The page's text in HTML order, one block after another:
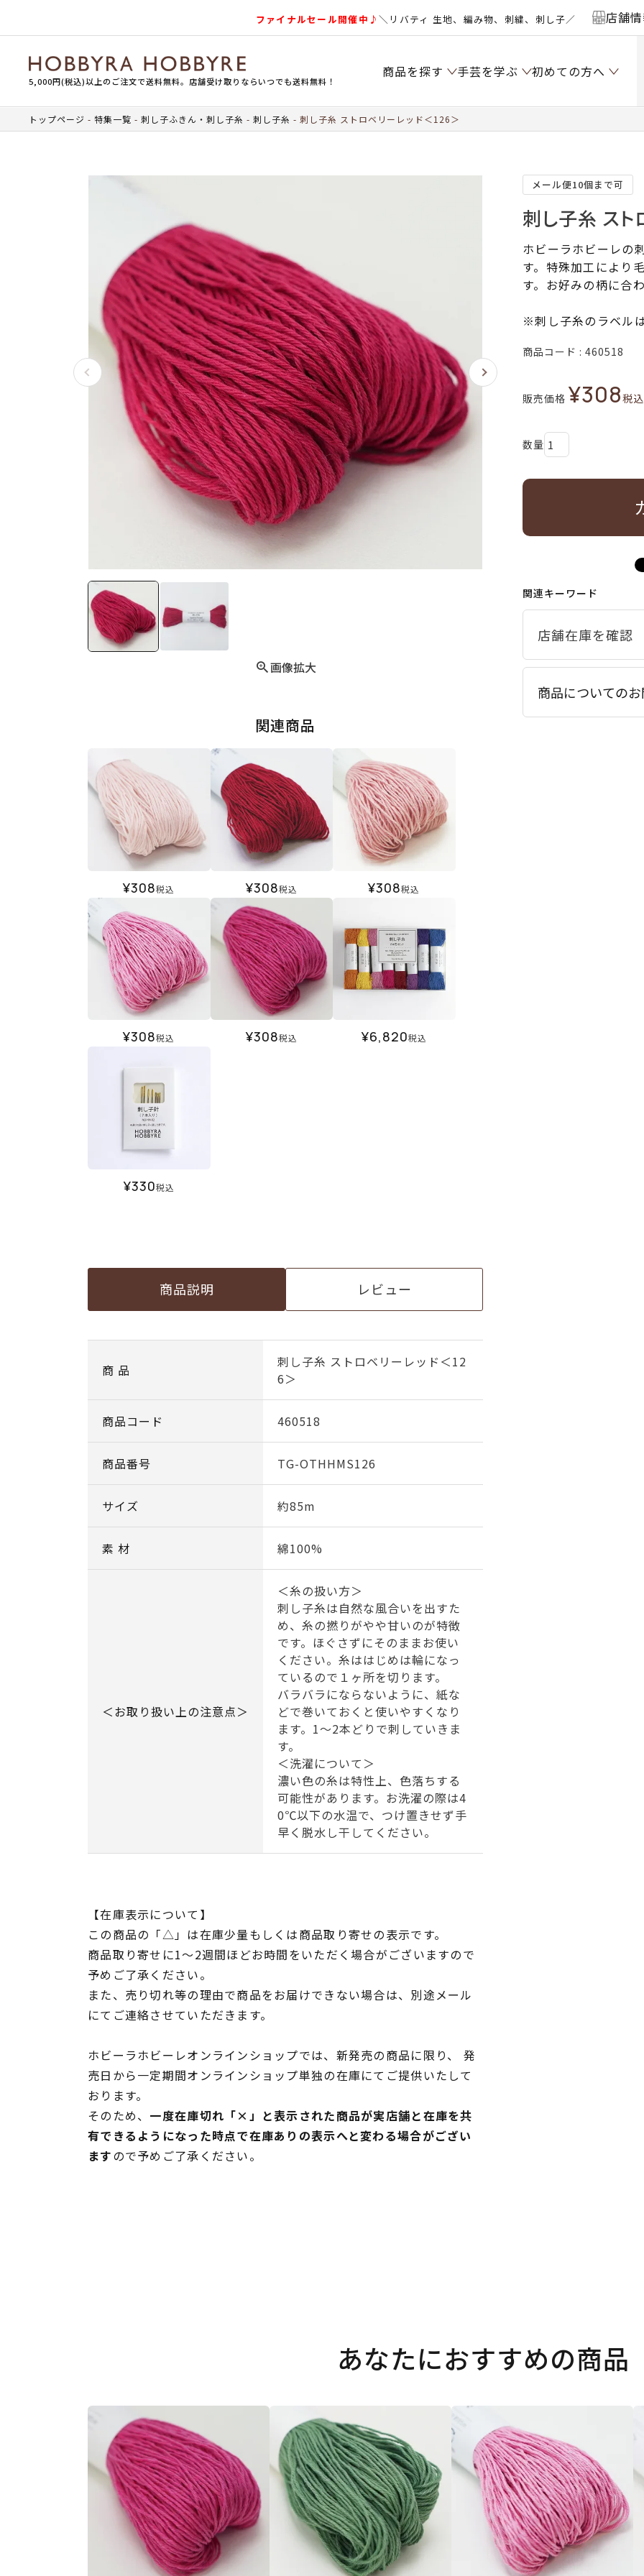
ファイナルセール開催中♪＼リバティ 生地、編み物、刺繍、刺し子／ 店舗
5,000円(税込)以上のご注文で送料無料。店舗受け取りならいつでも送料無料！
商品を探す 手芸を学ぶ 初めての方へ
トップページ 特集一覧 刺し子ふきん・刺し子糸 刺し子糸 刺し子糸 ストロベリーレッド＜126＞
画像拡大
関連商品
¥308税込 ¥308税込 ¥308税込
¥308税込 ¥308税込 ¥6,820税込
¥330税込
商品説明 レビュー
商 品
刺し子糸 ストロベリーレッド＜12
6＞
商品コード 460518
商品番号 TG-OTHHMS126
サイズ 約85m
素 材 綿100%
＜お取り扱い上の注意点＞
＜糸の扱い方＞
刺し子糸は自然な風合いを出すた
め、糸の撚りがやや甘いのが特徴
です。ほぐさずにそのままお使い
ください。糸ははじめは輪になっ
ているので１ヶ所を切ります。
バラバラにならないように、紙な
どで巻いておくと使いやすくなり
ます。1～2本どりで刺していきま
す。
＜洗濯について＞
濃い色の糸は特性上、色落ちする
可能性があります。お洗濯の際は4
0℃以下の水温で、つけ置きせず手
早く脱水し干してください。
【在庫表示について】
この商品の「△」は在庫少量もしくは商品取り寄せの表示です。
商品取り寄せに1～2週間ほどお時間をいただく場合がございますので
予めご了承ください。
また、売り切れ等の理由で商品をお届けできない場合は、別途メール
にてご連絡させていただきます。
ホビーラホビーレオンラインショップでは、新発売の商品に限り、 発
売日から一定期間オンラインショップ単独の在庫にてご提供いたして
おります。
そのため、 一度在庫切れ「×」と表示された商品が実店舗と在庫を共
有できるようになった時点で在庫ありの表示へと変わる場合がござい
ますので予めご了承ください。
メール便10個まで可
刺し子糸 スト
ホビーラホビーレの
す。特殊加工により
す。お好みの柄に合
※刺し子糸のラベル
商品コード 460518
販売価格 ¥308税込
関連キーワード
商品についての
あなたにおすすめの商品